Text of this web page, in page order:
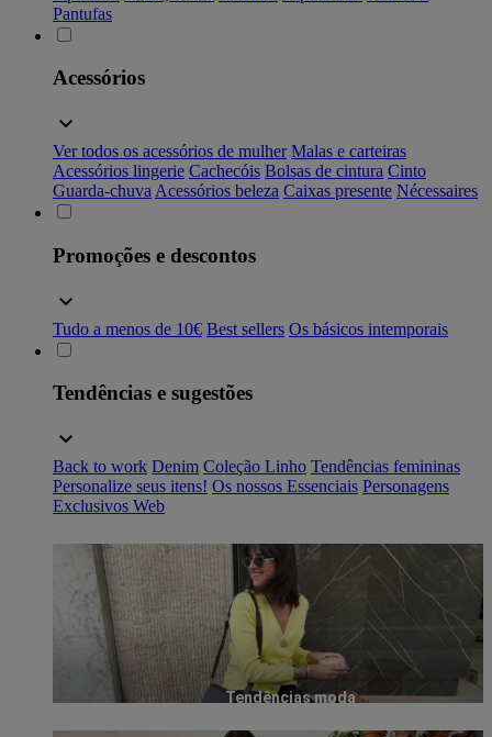
Pantufas
Acessórios
Ver todos os acessórios de mulher Malas e carteiras
Acessórios lingerie Cachecóis Bolsas de cintura Cinto
Guarda-chuva Acessórios beleza Caixas presente Nécessaires
Promoções e descontos
Tudo a menos de 10€ Best sellers Os básicos intemporais
Tendências e sugestões
Back to work Denim Coleção Linho Tendências femininas
Personalize seus itens! Os nossos Essenciais Personagens
Exclusivos Web
Tendências moda